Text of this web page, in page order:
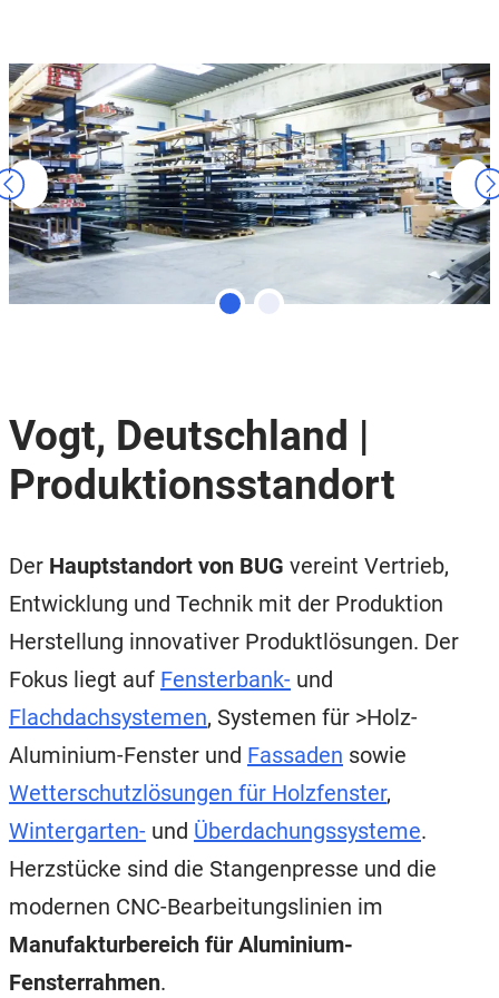
Vogt, Deutschland |
Produktionsstandort
Der Hauptstandort von BUG vereint Vertrieb,
Entwicklung und Technik mit der Produktion
Herstellung innovativer Produktlösungen. Der
Fokus liegt auf Fensterbank- und
Flachdachsystemen, Systemen für >Holz-
Aluminium-Fenster und Fassaden sowie
Wetterschutzlösungen für Holzfenster,
Wintergarten- und Überdachungssysteme.
Herzstücke sind die Stangenpresse und die
modernen CNC-Bearbeitungslinien im
Manufakturbereich für Aluminium-
Fensterrahmen.